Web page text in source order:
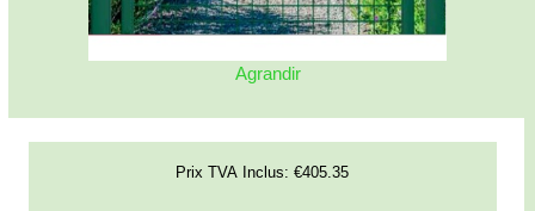
Agrandir
Prix TVA Inclus:€405.35